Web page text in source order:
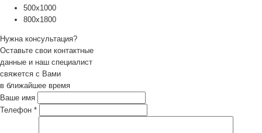
500х1000
800х1800
Нужна консультация?
Оставьте свои контактные
данные и наш специалист
свяжется с Вами
в ближайшее время
Ваше имя
Телефон *